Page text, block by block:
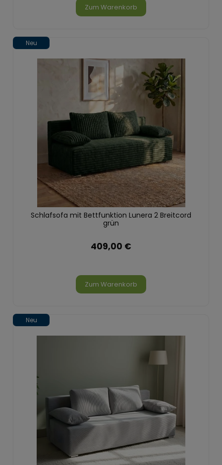
Zum Warenkorb
Schlafsofa mit Bettfunktion Lunera 2 Breitcord
grün
409,00 €
Zum Warenkorb
Neu
Neu